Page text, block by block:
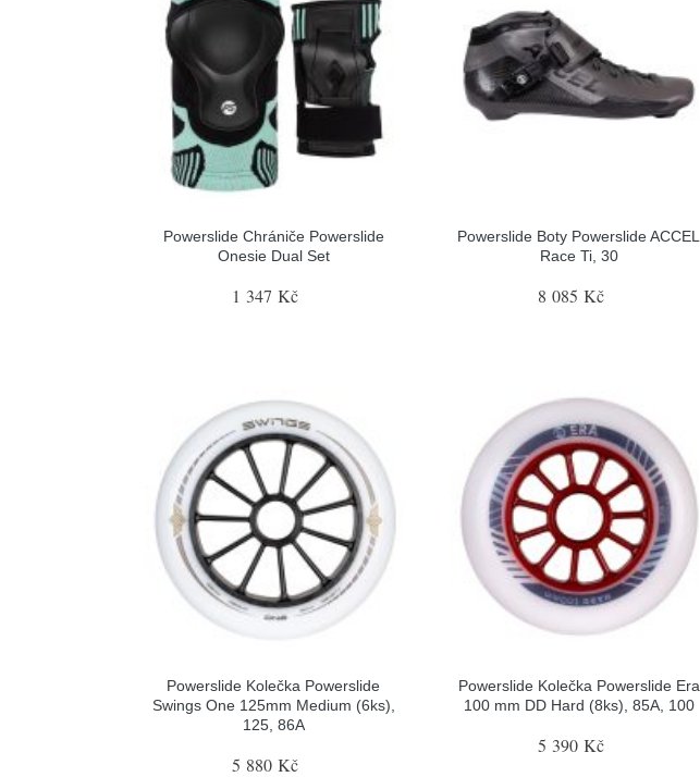
Powerslide Chrániče Powerslide
Onesie Dual Set
1 347 Kč
Powerslide Boty Powerslide ACCEL
Race Ti, 30
8 085 Kč
Powerslide Kolečka Powerslide
Swings One 125mm Medium (6ks),
125, 86A
5 880 Kč
Powerslide Kolečka Powerslide Era
100 mm DD Hard (8ks), 85A, 100
5 390 Kč